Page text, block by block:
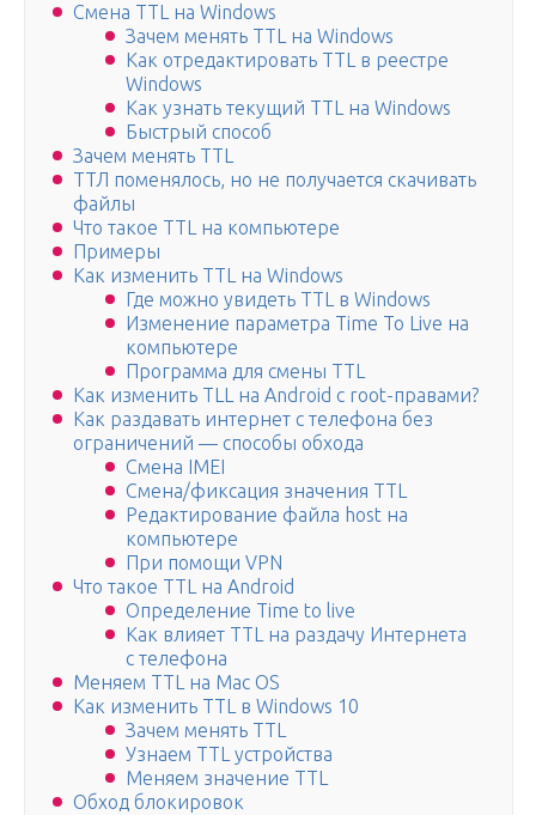
Смена TTL на Windows
Зачем менять TTL на Windows
Как отредактировать TTL в реестре
Windows
Как узнать текущий TTL на Windows
Быстрый способ
Зачем менять TTL
ТТЛ поменялось, но не получается скачивать
файлы
Что такое TTL на компьютере
Примеры
Как изменить TTL на Windows
Где можно увидеть TTL в Windows
Изменение параметра Time To Live на
компьютере
Программа для смены TTL
Как изменить TLL на Android с root-правами?
Как раздавать интернет с телефона без
ограничений — способы обхода
Смена IMEI
Смена/фиксация значения TTL
Редактирование файла host на
компьютере
При помощи VPN
Что такое TTL на Android
Определение Time to live
Как влияет TTL на раздачу Интернета
с телефона
Меняем TTL на Mac OS
Как изменить TTL в Windows 10
Зачем менять TTL
Узнаем TTL устройства
Меняем значение TTL
Обход блокировок